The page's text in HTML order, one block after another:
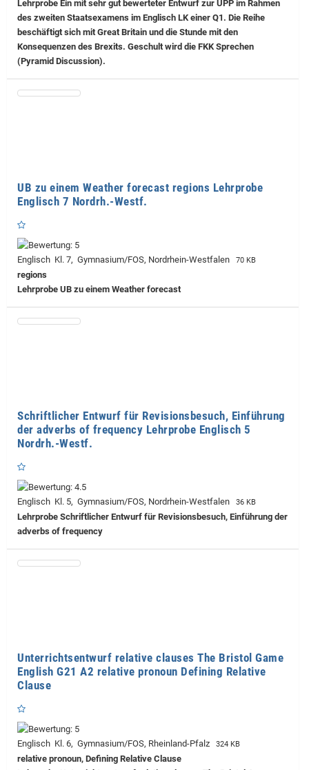
Lehrprobe Ein mit sehr gut bewerteter Entwurf zur UPP im Rahmen
des zweiten Staatsexamens im Englisch LK einer Q1. Die Reihe
beschäftigt sich mit Great Britain und die Stunde mit den
Konsequenzen des Brexits. Geschult wird die FKK Sprechen
(Pyramid Discussion).
UB zu einem Weather forecast regions Lehrprobe
Englisch 7 Nordrh.-Westf.
Englisch Kl. 7, Gymnasium/FOS, Nordrhein-Westfalen 70 KB
regions
Lehrprobe UB zu einem Weather forecast
Schriftlicher Entwurf für Revisionsbesuch, Einführung
der adverbs of frequency Lehrprobe Englisch 5
Nordrh.-Westf.
Englisch Kl. 5, Gymnasium/FOS, Nordrhein-Westfalen 36 KB
Lehrprobe Schriftlicher Entwurf für Revisionsbesuch, Einführung der
adverbs of frequency
Unterrichtsentwurf relative clauses The Bristol Game
English G21 A2 relative pronoun Defining Relative
Clause
Englisch Kl. 6, Gymnasium/FOS, Rheinland-Pfalz 324 KB
relative pronoun, Defining Relative Clause